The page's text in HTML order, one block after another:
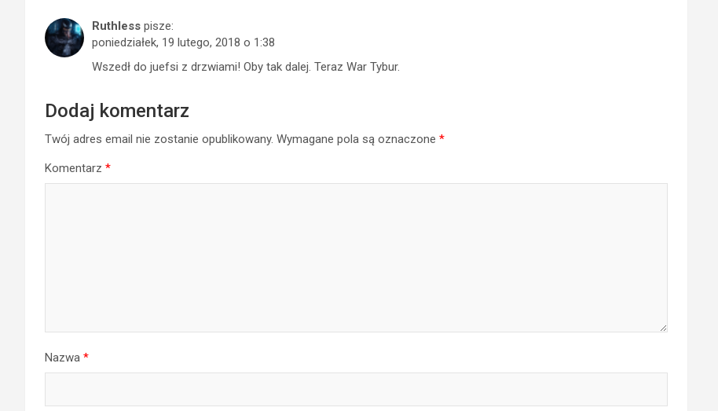
Ruthless pisze:
poniedziałek, 19 lutego, 2018 o 1:38
Wszedł do juefsi z drzwiami! Oby tak dalej. Teraz War Tybur.
Dodaj komentarz
Twój adres email nie zostanie opublikowany. Wymagane pola są oznaczone *
Komentarz *
Nazwa *